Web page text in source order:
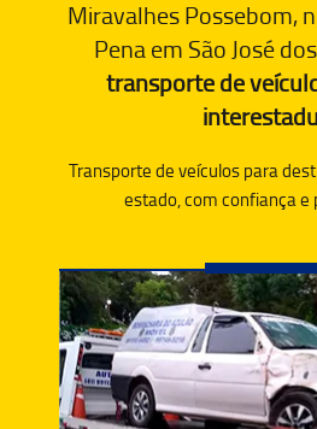
Miravalhes Possebom,
Pena em São José
transporte de
Transporte de veículos para
estado, com confiança e